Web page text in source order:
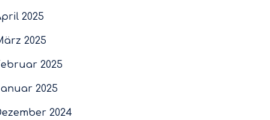
2025
2025
2025
2025
2024